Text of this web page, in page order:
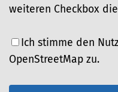
weiteren Checkbox
Ich stimme den
OpenStreetMap zu.